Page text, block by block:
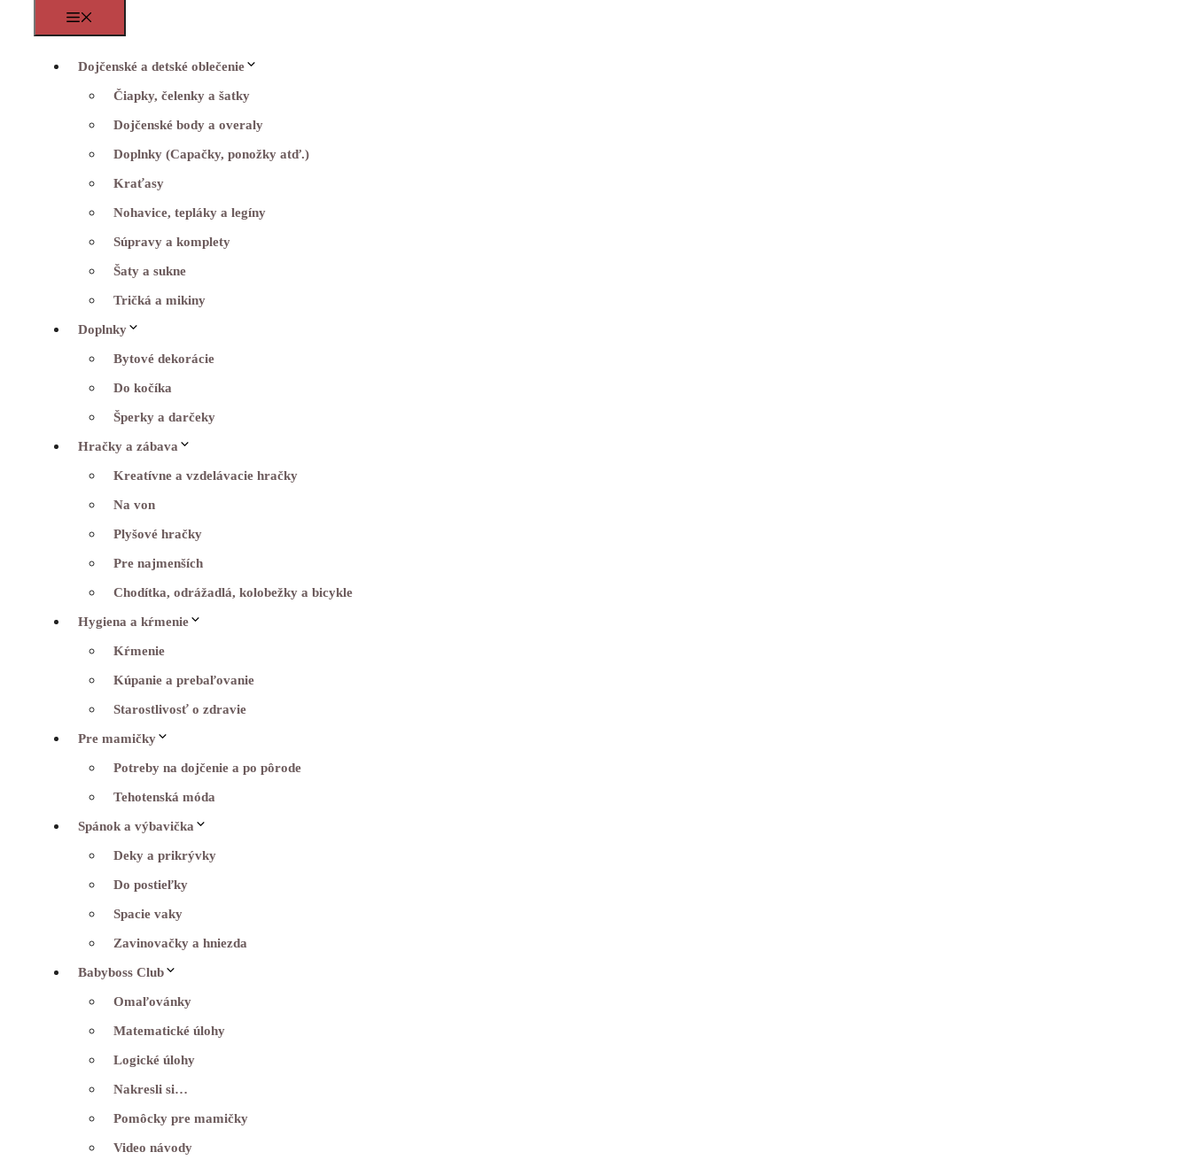
Dojčenské a detské oblečenie
Čiapky, čelenky a šatky
Dojčenské body a overaly
Doplnky (Capačky, ponožky atď.)
Kraťasy
Nohavice, tepláky a legíny
Súpravy a komplety
Šaty a sukne
Tričká a mikiny
Doplnky
Bytové dekorácie
Do kočíka
Šperky a darčeky
Hračky a zábava
Kreatívne a vzdelávacie hračky
Na von
Plyšové hračky
Pre najmenších
Chodítka, odrážadlá, kolobežky a bicykle
Hygiena a kŕmenie
Kŕmenie
Kúpanie a prebaľovanie
Starostlivosť o zdravie
Pre mamičky
Potreby na dojčenie a po pôrode
Tehotenská móda
Spánok a výbavička
Deky a prikrývky
Do postieľky
Spacie vaky
Zavinovačky a hniezda
Babyboss Club
Omaľovánky
Matematické úlohy
Logické úlohy
Nakresli si…
Pomôcky pre mamičky
Video návody